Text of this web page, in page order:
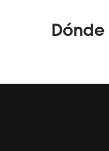
Dónde